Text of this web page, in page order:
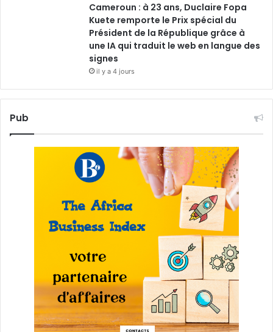
Cameroun : à 23 ans, Duclaire Fopa
Kuete remporte le Prix spécial du
Président de la République grâce à
une IA qui traduit le web en langue des
signes
il y a 4 jours
Pub